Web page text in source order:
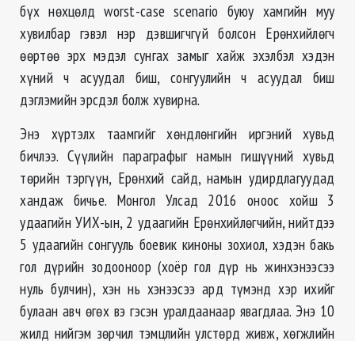
бүх нөхцөлд worst-case scenario буюу хамгийн муу
хувилбар гэвэл нэр дэвшигчгүй болсон Ерөнхийлөгч
өөртөө эрх мэдэл сунгах замыг хайж эхэлбэл хэдэн
хүний ч асуудал биш, сонгуулийн ч асуудал биш
дэглэмийн эрсдэл болж хувирна.
Энэ хүртэлх таамгийг хөндлөнгийн иргэний хувьд
бичлээ. Сүүлийн параграфыг намын гишүүний хувьд
төрийн тэргүүн, Ерөнхий сайд, намын удирдлагуудад
хандаж бичье. Монгол Улсад 2016 оноос хойш 3
удаагийн УИХ-ын, 2 удаагийн Ерөнхийлөгчийн, нийтдээ
5 удаагийн сонгууль боевик киноны зохиол, хэдэн бакь
гол дүрийн зодооноор (хоёр гол дүр нь жинхэнээсээ
нуль булчин), хэн нь хэнээсээ ард түмэнд хэр ихийг
булаан авч өгөх вэ гэсэн уралдаанаар явагдлаа. Энэ 10
жилд нийгэм зөрчил тэмцлийн улстөрд живж, хөгжлийн